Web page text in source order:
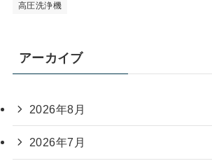
高圧洗浄機
アーカイブ
2026年8月
2026年7月